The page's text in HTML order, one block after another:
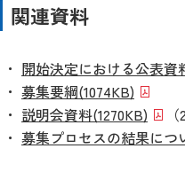
関連資料
開始決定における公表資
募集要綱(1074KB)
説明会資料(1270KB)
募集プロセスの結果につ